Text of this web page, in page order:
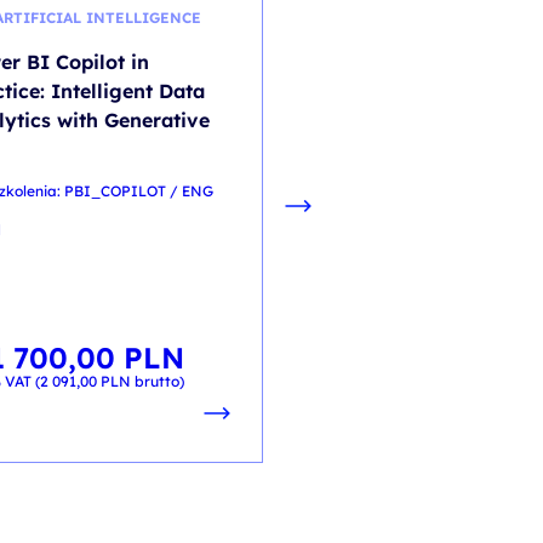
INTELLIGENCE
BI Copilot in
Intelligent Data
with Generative
PBI_COPILOT / ENG
700,00 PLN
VAT (2 091,00 PLN brutto)